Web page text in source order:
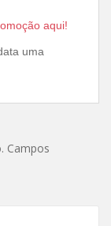
aqui!
uma
Campos